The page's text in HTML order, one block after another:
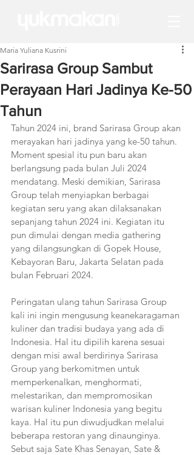
Sarirasa Group Sambut
Perayaan Hari Jadinya Ke-50
Tahun
Maria Yuliana Kusrini
Tahun 2024 ini, brand Sarirasa Group akan
merayakan hari jadinya yang ke-50 tahun.
Moment spesial itu pun baru akan
berlangsung pada bulan Juli 2024
mendatang. Meski demikian, Sarirasa
Group telah menyiapkan berbagai
kegiatan seru yang akan dilaksanakan
sepanjang tahun 2024 ini. Kegiatan itu
pun dimulai dengan media gathering
yang dilangsungkan di Gopek House,
Kebayoran Baru, Jakarta Selatan pada
bulan Februari 2024.
Peringatan ulang tahun Sarirasa Group
kali ini ingin mengusung keanekaragaman
kuliner dan tradisi budaya yang ada di
Indonesia. Hal itu dipilih karena sesuai
dengan misi awal berdirinya Sarirasa
Group yang berkomitmen untuk
memperkenalkan, menghormati,
melestarikan, dan mempromosikan
warisan kuliner Indonesia yang begitu
kaya. Hal itu pun diwudjudkan melalui
beberapa restoran yang dinaunginya.
Sebut saja Sate Khas Senayan, Sate &